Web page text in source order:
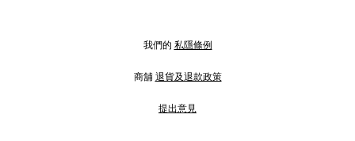
我們的 私隱條例
商舖 退貨及退款政策
提出意見